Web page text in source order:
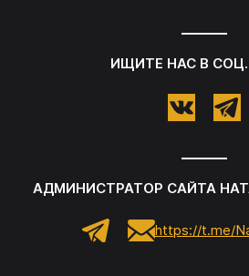
ИЩИТЕ НАС В
АДМИНИСТРАТОР САЙТА
https://t.me/